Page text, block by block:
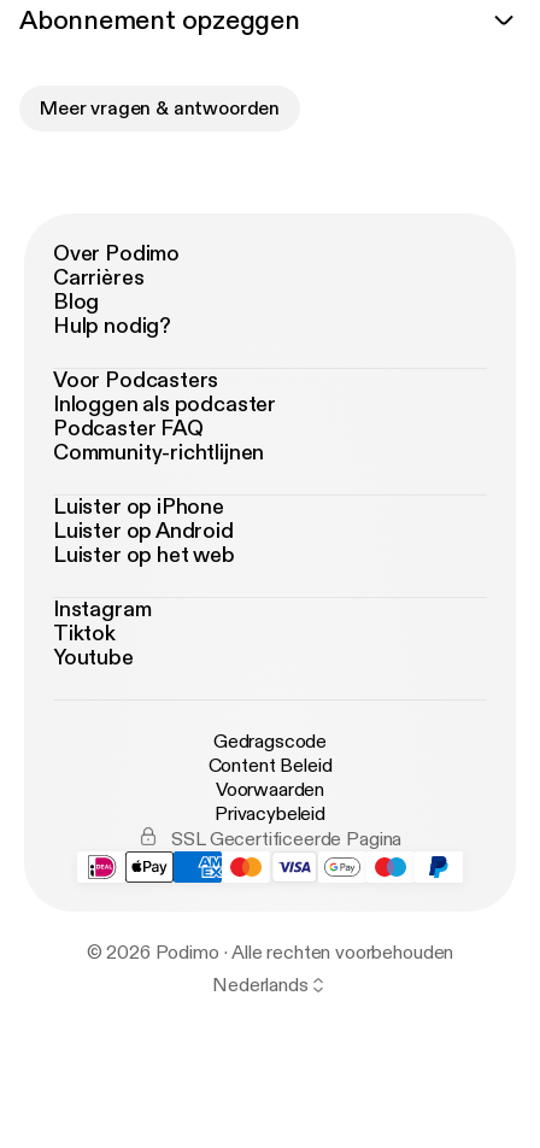
Abonnement opzeggen
Meer vragen & antwoorden
Over Podimo
Carrières
Blog
Hulp nodig?
Voor Podcasters
Inloggen als podcaster
Podcaster FAQ
Community-richtlijnen
Luister op iPhone
Luister op Android
Luister op het web
Instagram
Tiktok
Youtube
Gedragscode
Content Beleid
Voorwaarden
Privacybeleid
SSL Gecertificeerde Pagina
© 2026 Podimo · Alle rechten voorbehouden
Nederlands